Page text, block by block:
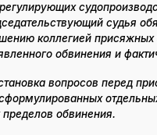
судья
коллегией присяжных
обвинения и
вопросов перед
обвинения.